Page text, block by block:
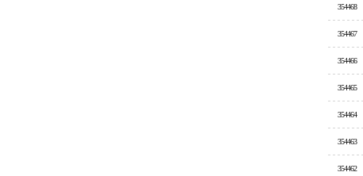
354468
354467
354466
354465
354464
354463
354462